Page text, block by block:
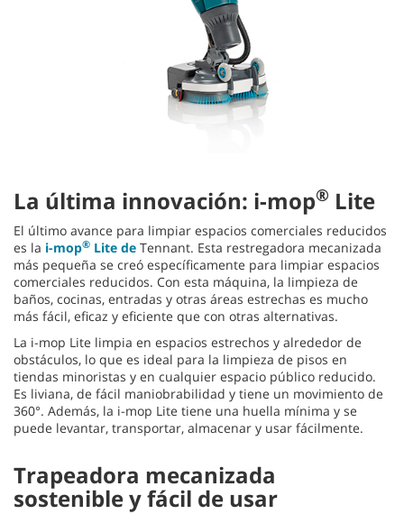
La última innovación: i-mop® Lite
El último avance para limpiar espacios comerciales reducidos
es la i-mop® Lite de Tennant. Esta restregadora mecanizada
más pequeña se creó específicamente para limpiar espacios
comerciales reducidos. Con esta máquina, la limpieza de
baños, cocinas, entradas y otras áreas estrechas es mucho
más fácil, eficaz y eficiente que con otras alternativas.
La i-mop Lite limpia en espacios estrechos y alrededor de
obstáculos, lo que es ideal para la limpieza de pisos en
tiendas minoristas y en cualquier espacio público reducido.
Es liviana, de fácil maniobrabilidad y tiene un movimiento de
360°. Además, la i-mop Lite tiene una huella mínima y se
puede levantar, transportar, almacenar y usar fácilmente.
Trapeadora mecanizada
sostenible y fácil de usar